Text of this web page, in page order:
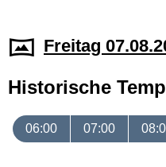
Freitag
Historische
06:00 07:00